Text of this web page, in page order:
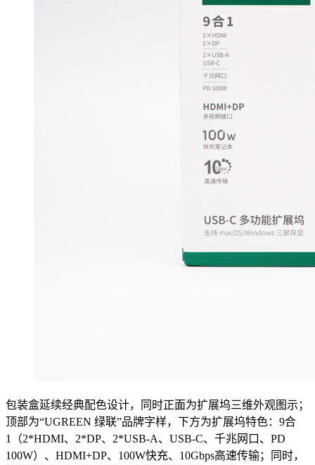
包装盒延续经典配色设计，同时正面为扩展坞三维外观图示；
顶部为“UGREEN 绿联”品牌字样，下方为扩展坞特色：9合
1（2*HDMI、2*DP、2*USB-A、USB-C、千兆网口、PD
100W）、HDMI+DP、100W快充、10Gbps高速传输；同时，